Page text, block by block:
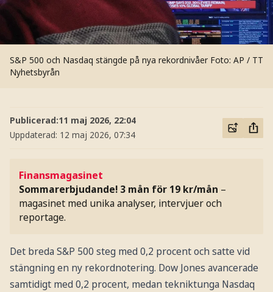
S&P 500 och Nasdaq stängde på nya rekordnivåer Foto: AP / TT
Nyhetsbyrån
Publicerad:11 maj 2026, 22:04
Uppdaterad: 12 maj 2026, 07:34
Finansmagasinet
Sommarerbjudande! 3 mån för 19 kr/mån –
magasinet med unika analyser, intervjuer och
reportage.
Det breda S&P 500 steg med 0,2 procent och satte vid
stängning en ny rekordnotering. Dow Jones avancerade
samtidigt med 0,2 procent, medan tekniktunga Nasdaq